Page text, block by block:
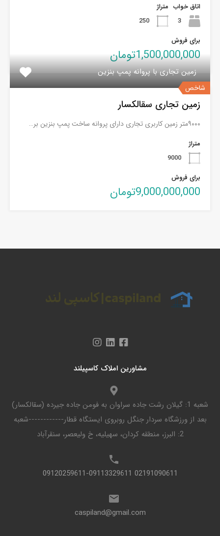
اتاق خواب
3
متراژ
250
برای فروش
1,500,000,000تومان
شاخص
زمین تجاری با پروانه پمپ بنزین
زمین تجاری سقالکسار
۹۰۰۰متر زمین کاربری تجاری دارای پروانه ساخت پمپ بنزین بر…
متراژ
9000
برای فروش
9,000,000,000تومان
مشاورین املاک کاسپیلند
شعبه 1: گیلان رشت جاده سراوان به فومن جاده جیرده (سقالکسار)
بعد از ورزشگاه سردار جنگل روبروی ایستگاه قطار------------شعبه
2: البرز، منطقه کردان، سهیلیه، خ ولیعصر، سنقرآباد
02191090611 09120259611-09113329611
caspiland@gmail.com